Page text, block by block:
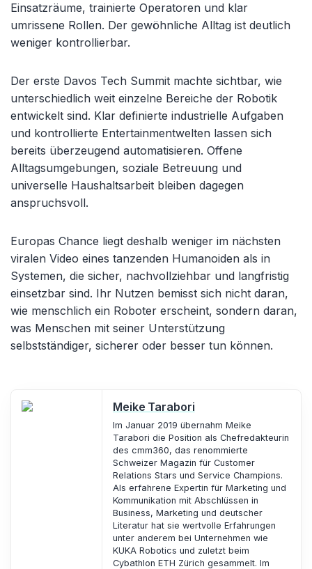
Einsatzräume, trainierte Operatoren und klar
umrissene Rollen. Der gewöhnliche Alltag ist deutlich
weniger kontrollierbar.
Der erste Davos Tech Summit machte sichtbar, wie
unterschiedlich weit einzelne Bereiche der Robotik
entwickelt sind. Klar definierte industrielle Aufgaben
und kontrollierte Entertainmentwelten lassen sich
bereits überzeugend automatisieren. Offene
Alltagsumgebungen, soziale Betreuung und
universelle Haushaltsarbeit bleiben dagegen
anspruchsvoll.
Europas Chance liegt deshalb weniger im nächsten
viralen Video eines tanzenden Humanoiden als in
Systemen, die sicher, nachvollziehbar und langfristig
einsetzbar sind. Ihr Nutzen bemisst sich nicht daran,
wie menschlich ein Roboter erscheint, sondern daran,
was Menschen mit seiner Unterstützung
selbstständiger, sicherer oder besser tun können.
Meike Tarabori
Im Januar 2019 übernahm Meike
Tarabori die Position als Chefredakteurin
des cmm360, das renommierte
Schweizer Magazin für Customer
Relations Stars und Service Champions.
Als erfahrene Expertin für Marketing und
Kommunikation mit Abschlüssen in
Business, Marketing und deutscher
Literatur hat sie wertvolle Erfahrungen
unter anderem bei Unternehmen wie
KUKA Robotics und zuletzt beim
Cybathlon ETH Zürich gesammelt. Im